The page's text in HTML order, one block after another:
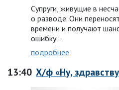
Супруги, живущие в
о разводе. Они
времени и получают
ошибку...
подробнее
13:40 Х/ф «Ну,